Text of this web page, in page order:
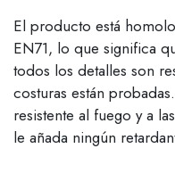
El producto está
EN71, lo que significa
todos los detalles son
costuras están
resistente al fuego y a
le añada ningún